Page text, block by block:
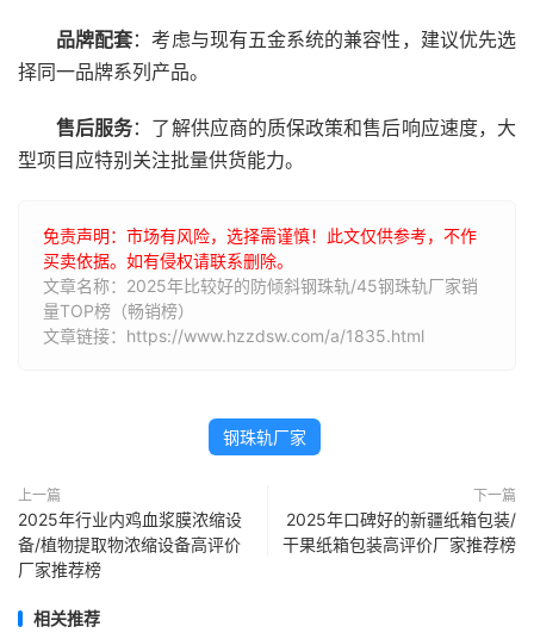
品牌配套：考虑与现有五金系统的兼容性，建议优先选
择同一品牌系列产品。
售后服务：了解供应商的质保政策和售后响应速度，大
型项目应特别关注批量供货能力。
免责声明：市场有风险，选择需谨慎！此文仅供参考，不作
买卖依据。如有侵权请联系删除。
文章名称：2025年比较好的防倾斜钢珠轨/45钢珠轨厂家销
量TOP榜（畅销榜）
文章链接：https://www.hzzdsw.com/a/1835.html
钢珠轨厂家
上一篇
2025年行业内鸡血浆膜浓缩设
备/植物提取物浓缩设备高评价
厂家推荐榜
下一篇
2025年口碑好的新疆纸箱包装/
干果纸箱包装高评价厂家推荐榜
相关推荐